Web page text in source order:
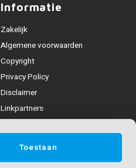
Informatie
Zakelijk
Algemene voorwaarden
Copyright
Privacy Policy
Disclaimer
Linkpartners
Toestaan